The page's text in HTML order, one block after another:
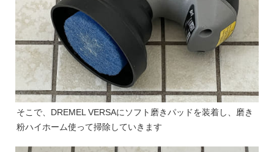
そこで、DREMEL VERSAにソフト磨きパッドを装着し、磨き
粉ハイホーム使って掃除していきます